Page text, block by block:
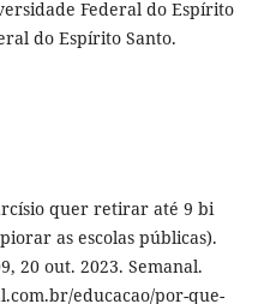
Federal do Espírito
do Espírito Santo.
quer retirar até 9 bi
as escolas públicas).
20 out. 2023. Semanal.
educacao/por-que-